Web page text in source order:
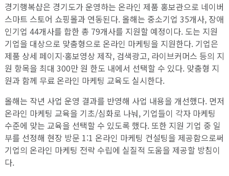
경기행복샵은 경기도가 운영하는 온라인 제품 홍보관으로 네이버
스마트 스토어 쇼핑몰과 연동된다. 올해는 중소기업 35개사, 장애
인기업 44개사를 합한 총 79개사를 지원할 예정이다. 도는 지원
기업을 대상으로 맞춤형으로 온라인 마케팅을 지원한다. 기업은
제품 상세 페이지·홍보영상 제작, 검색광고, 라이브커머스 등의 지
원 항목을 최대 300만 원 한도 내에서 선택할 수 있다. 맞춤형 지
원과 함께 무료 온라인 마케팅 교육도 실시한다.
올해는 작년 사업 운영 결과를 반영해 사업 내용을 개선했다. 먼저
온라인 마케팅 교육을 기초/심화로 나눠, 기업들이 각자 마케팅
수준에 맞는 교육을 선택할 수 있도록 했다. 또한 지원 기업 중 일
부를 선정해 현장 방문 1:1 온라인 마케팅 컨설팅을 제공함으로써
기업의 온라인 마케팅 전략 수립에 실질적 도움을 제공할 방침이
다.